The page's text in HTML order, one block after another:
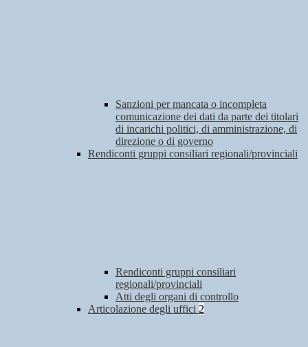
Sanzioni per mancata o incompleta
comunicazione dei dati da parte dei titolari
di incarichi politici, di amministrazione, di
direzione o di governo
Rendiconti gruppi consiliari regionali/provinciali
Rendiconti gruppi consiliari
regionali/provinciali
Atti degli organi di controllo
Articolazione degli uffici 2